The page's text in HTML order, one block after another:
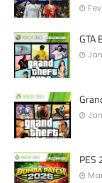
GTA
PES